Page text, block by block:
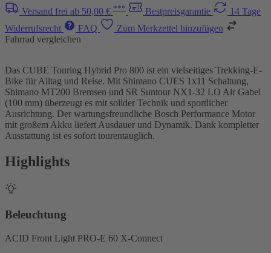
Versand frei ab 50,00 € *** Bestpreisgarantie
14 Tage
Widerrufsrecht
FAQ
Zum Merkzettel hinzufügen
Fahrrad vergleichen
Das CUBE Touring Hybrid Pro 800 ist ein vielseitiges Trekking-E-
Bike für Alltag und Reise. Mit Shimano CUES 1x11 Schaltung,
Shimano MT200 Bremsen und SR Suntour NX1-32 LO Air Gabel
(100 mm) überzeugt es mit solider Technik und sportlicher
Ausrichtung. Der wartungsfreundliche Bosch Performance Motor
mit großem Akku liefert Ausdauer und Dynamik. Dank kompletter
Ausstattung ist es sofort tourentauglich.
Highlights
Beleuchtung
ACID Front Light PRO-E 60 X-Connect